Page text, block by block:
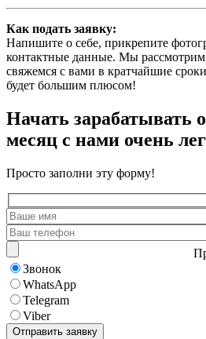
Как подать заявку:
Напишите о себе, прикрепите
контактные данные. Мы
свяжемся с вами в кратчайшие
будет большим плюсом!
Начать зарабатывать
месяц с нами очень
Просто заполни эту форму!
Звонок
WhatsApp
Telegram
Viber